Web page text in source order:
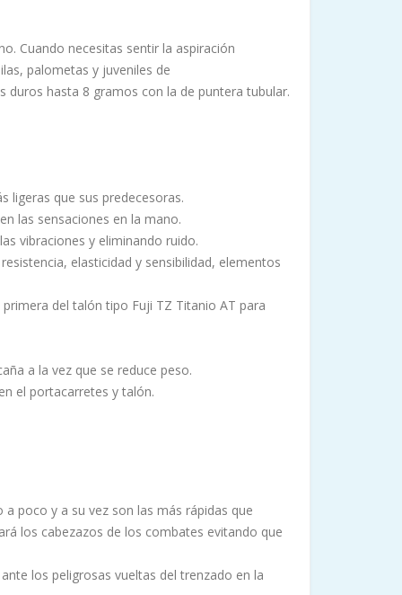
Cuando necesitas sentir la aspiración
palometas y juveniles de
hasta 8 gramos con la de puntera tubular.
ligeras que sus predecesoras.
las sensaciones en la mano.
vibraciones y eliminando ruido.
elasticidad y sensibilidad, elementos
del talón tipo Fuji TZ Titanio AT para
a la vez que se reduce peso.
el portacarretes y talón.
poco y a su vez son las más rápidas que
los cabezazos de los combates evitando que
los peligrosas vueltas del trenzado en la